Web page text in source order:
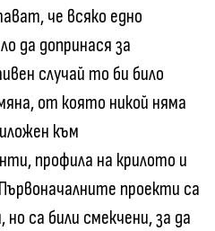
че всяко едно
да допринася за
случай то би било
от която никой няма
към
профила на крилото и
проекти са
са били смекчени, за да